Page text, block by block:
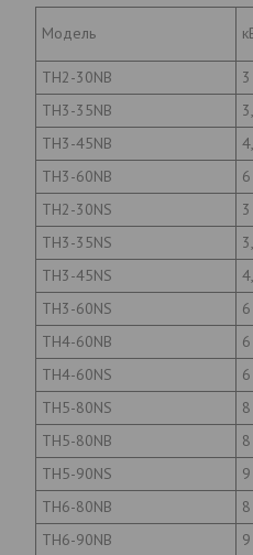
Модель
TH2-30NB
3
TH3-35NB
TH3-45NB
TH3-60NB
6
TH2-30NS
3
TH3-35NS
TH3-45NS
TH3-60NS
6
TH4-60NB
6
TH4-60NS
6
TH5-80NS
8
TH5-80NB
8
TH5-90NS
9
TH6-80NB
8
TH6-90NB
9